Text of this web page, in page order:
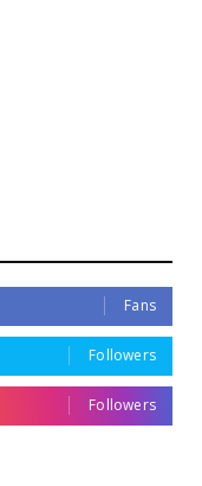
Fans
Followers
Followers